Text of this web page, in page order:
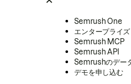
Semrush One
エンタープライズ
Semrush MCP
Semrush API
Semrushのデー
デモを申し込む